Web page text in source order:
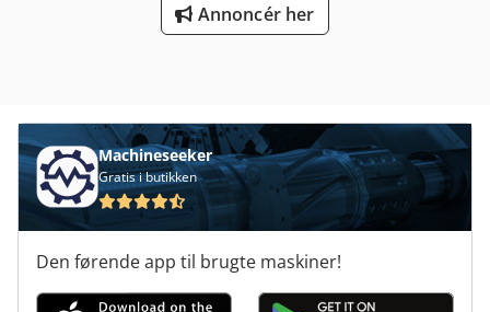
Annoncér her
Machineseeker
Gratis i butikken
Den førende app til brugte maskiner!